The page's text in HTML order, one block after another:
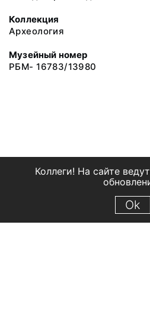
Коллекция
Археология
Музейный номер
РБМ- 16783/13980
Коллеги! На сайте
Ok